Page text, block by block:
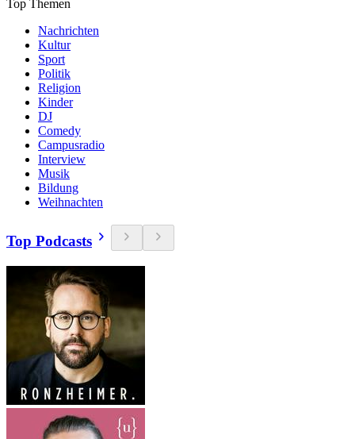
Top Themen
Nachrichten
Kultur
Sport
Politik
Religion
Kinder
DJ
Comedy
Campusradio
Interview
Musik
Bildung
Weihnachten
Top Podcasts